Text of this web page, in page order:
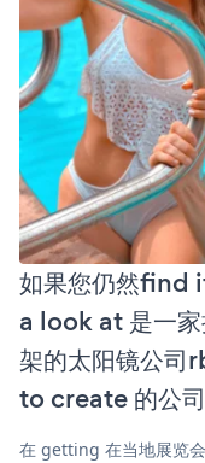
如果您仍然
a look at 是一
架的太阳镜公
to create 的公司
在 getting 在当地展览